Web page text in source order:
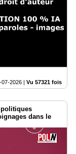
07-2026 | Vu 57321 fois
politiques
dans le